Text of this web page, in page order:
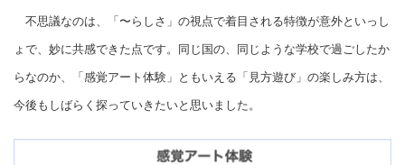
不思議なのは、「〜らしさ」の視点で着目される特徴が意外といっし
ょで、妙に共感できた点です。同じ国の、同じような学校で過ごしたか
らなのか、「感覚アート体験」ともいえる「見方遊び」の楽しみ方は、
今後もしばらく探っていきたいと思いました。